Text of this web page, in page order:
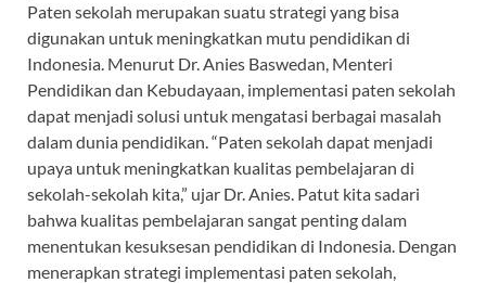
Paten sekolah merupakan suatu strategi yang bisa
digunakan untuk meningkatkan mutu pendidikan di
Indonesia. Menurut Dr. Anies Baswedan, Menteri
Pendidikan dan Kebudayaan, implementasi paten sekolah
dapat menjadi solusi untuk mengatasi berbagai masalah
dalam dunia pendidikan. “Paten sekolah dapat menjadi
upaya untuk meningkatkan kualitas pembelajaran di
sekolah-sekolah kita,” ujar Dr. Anies. Patut kita sadari
bahwa kualitas pembelajaran sangat penting dalam
menentukan kesuksesan pendidikan di Indonesia. Dengan
menerapkan strategi implementasi paten sekolah,